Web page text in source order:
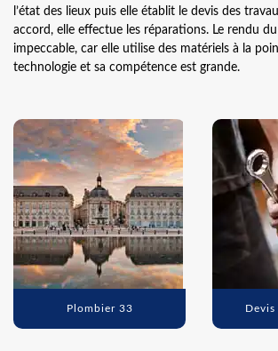
l’état des lieux puis elle établit le devis des
accord, elle effectue les réparations. Le rendu
impeccable, car elle utilise des matériels à la
technologie et sa compétence est grande.
Plombier 33